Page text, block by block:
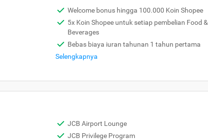
Welcome bonus hingga 100.000 Koin Shopee
5x Koin Shopee untuk setiap pembelian Food &
Beverages
Bebas biaya iuran tahunan 1 tahun pertama
Selengkapnya
JCB Airport Lounge
JCB Privilege Program